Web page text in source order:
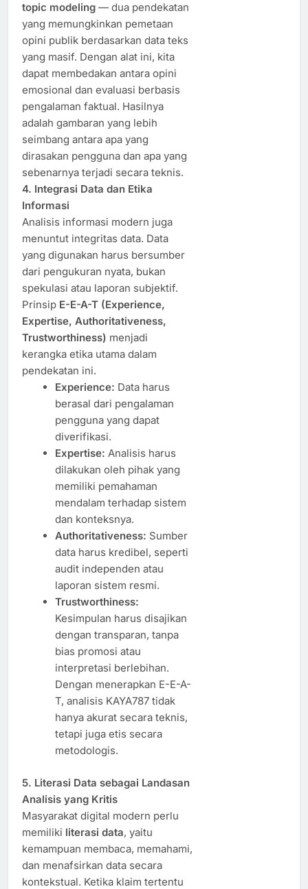
topic modeling — dua pendekatan
yang memungkinkan pemetaan
opini publik berdasarkan data teks
yang masif. Dengan alat ini, kita
dapat membedakan antara opini
emosional dan evaluasi berbasis
pengalaman faktual. Hasilnya
adalah gambaran yang lebih
seimbang antara apa yang
dirasakan pengguna dan apa yang
sebenarnya terjadi secara teknis.
4. Integrasi Data dan Etika
Informasi
Analisis informasi modern juga
menuntut integritas data. Data
yang digunakan harus bersumber
dari pengukuran nyata, bukan
spekulasi atau laporan subjektif.
Prinsip E-E-A-T (Experience,
Expertise, Authoritativeness,
Trustworthiness) menjadi
kerangka etika utama dalam
pendekatan ini.
Experience: Data harus
berasal dari pengalaman
pengguna yang dapat
diverifikasi.
Expertise: Analisis harus
dilakukan oleh pihak yang
memiliki pemahaman
mendalam terhadap sistem
dan konteksnya.
Authoritativeness: Sumber
data harus kredibel, seperti
audit independen atau
laporan sistem resmi.
Trustworthiness:
Kesimpulan harus disajikan
dengan transparan, tanpa
bias promosi atau
interpretasi berlebihan.
Dengan menerapkan E-E-A-
T, analisis KAYA787 tidak
hanya akurat secara teknis,
tetapi juga etis secara
metodologis.
5. Literasi Data sebagai Landasan
Analisis yang Kritis
Masyarakat digital modern perlu
memiliki literasi data, yaitu
kemampuan membaca, memahami,
dan menafsirkan data secara
kontekstual. Ketika klaim tertentu